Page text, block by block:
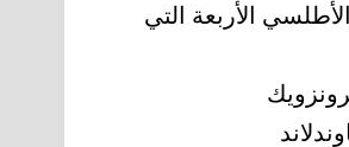
الأربعة التي